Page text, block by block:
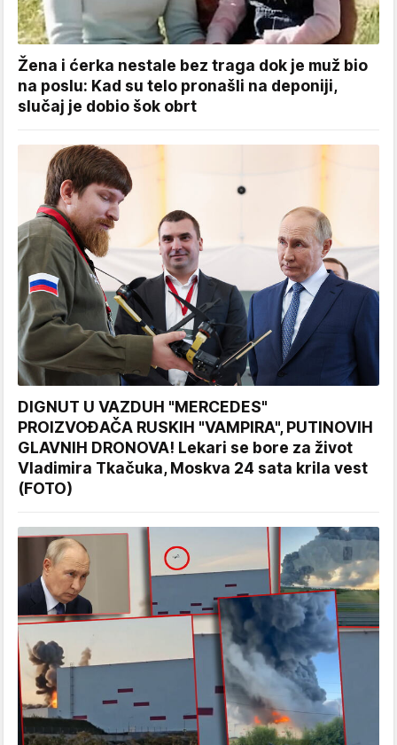
Žena i ćerka nestale bez traga dok je muž bio
na poslu: Kad su telo pronašli na deponiji,
slučaj je dobio šok obrt
DIGNUT U VAZDUH "MERCEDES"
PROIZVOĐAČA RUSKIH "VAMPIRA", PUTINOVIH
GLAVNIH DRONOVA! Lekari se bore za život
Vladimira Tkačuka, Moskva 24 sata krila vest
(FOTO)